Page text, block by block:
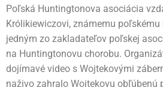
Poľská Huntingtonova asociácia
Królikiewiczovi, známemu poľskému
jedným zo zakladateľov poľskej
na Huntingtonovu chorobu.
dojímavé video s Wojtekovými
naživo zahralo Wojtekovu obľúbenú